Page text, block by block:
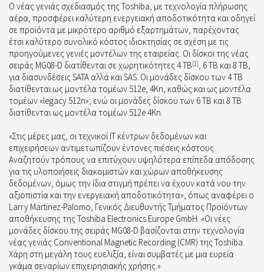
Ο νέας γενιάς σχεδιασμός της Toshiba, με τεχνολογία πλήρωσης
αέρα, προσφέρει καλύτερη ενεργειακή αποδοτικότητα και οδηγεί
σε προϊόντα με μικρότερο αριθμό εξαρτημάτων, παρέχοντας
έτσι καλύτερο συνολικό κόστος ιδιοκτησίας σε σχέση με τις
προηγούμενες γενιές μοντέλων της εταιρείας. Οι δίσκοι της νέας
σειράς MG08-D διατίθενται σε χωρητικότητες 4 TB[1], 6 TB και 8 TB,
για διασυνδέσεις SATA αλλά και SAS. Οι μονάδες δίσκου των 4 TB
διατίθενται ως μοντέλα τομέων 512e, 4Kn, καθώς και ως μοντέλα
τομέων «legacy 512n»; ενώ οι μονάδες δίσκου των 6 TB και 8 TB
διατίθενται ως μοντέλα τομέων 512e 4Kn.
«Στις μέρες μας, οι τεχνικοί IT κέντρων δεδομένων και
επιχειρήσεων αντιμετωπίζουν έντονες πιέσεις κόστους.
Αναζητούν τρόπους να επιτύχουν υψηλότερα επίπεδα απόδοσης
για τις υλοποιήσεις διακομιστών και χώρων αποθήκευσης
δεδομένων, όμως την ίδια στιγμή πρέπει να έχουν κατά νου την
αξιοπιστία και την ενεργειακή αποδοτικότητα», όπως αναφέρει ο
Larry Martinez-Palomo, Γενικός Διευθυντής Τμήματος Προϊόντων
αποθήκευσης της Toshiba Electronics Europe GmbH. «Οι νέες
μονάδες δίσκου της σειράς MG08-D βασίζονται στην τεχνολογία
νέας γενιάς Conventional Magnetic Recording (CMR) της Toshiba.
Χάρη στη μεγάλη τους ευελιξία, είναι συμβατές με μια ευρεία
γκάμα σεναρίων επιχειρησιακής χρήσης.»